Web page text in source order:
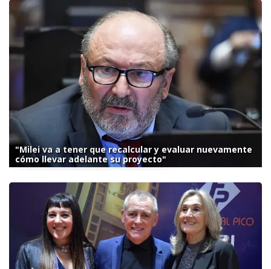
"Milei va a tener que recalcular y evaluar nuevamente
cómo llevar adelante su proyecto"